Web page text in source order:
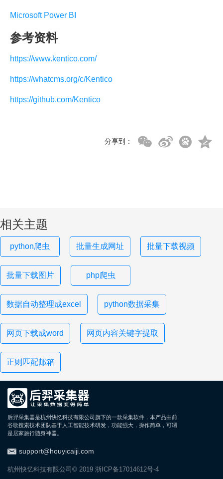
Microsoft Power BI
参考资料
https://www.kentico.com/
https://whatcms.org/c/Kentico
https://github.com/Kentico
分享到：
相关主题
python爬虫 批量生成网址 批量下载视频
批量下载图片 php爬虫
数据自动整理成excel python数据采集
网页下载成word 网页内容关键字提取
正则匹配邮箱
后羿采集器是杭州快忆科技有限公司旗下的一款采集软件，本产品由前
谷歌搜索技术团队基于人工智能技术研发，功能强大，操作简单，可谓
是居家旅行随身神器。
support@houyicaiji.com
杭州快忆科技有限公司© 2019 浙ICP备17014612号-4